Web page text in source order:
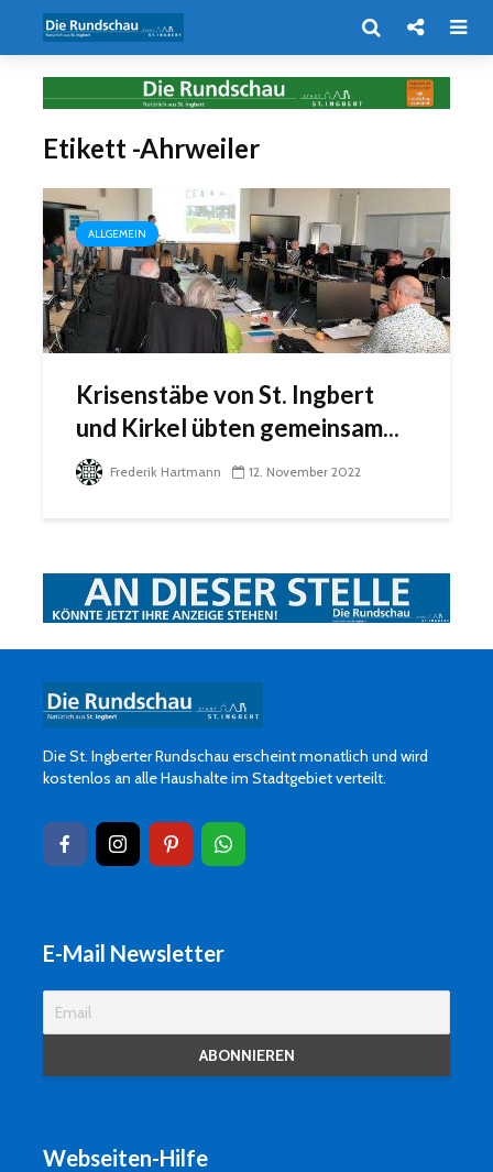
Etikett -Ahrweiler
ALLGEMEIN
Krisenstäbe von St. Ingbert
und Kirkel übten gemeinsam...
Frederik Hartmann 12. November 2022
Die St. Ingberter Rundschau erscheint monatlich und wird
kostenlos an alle Haushalte im Stadtgebiet verteilt.
E-Mail Newsletter
Webseiten-Hilfe